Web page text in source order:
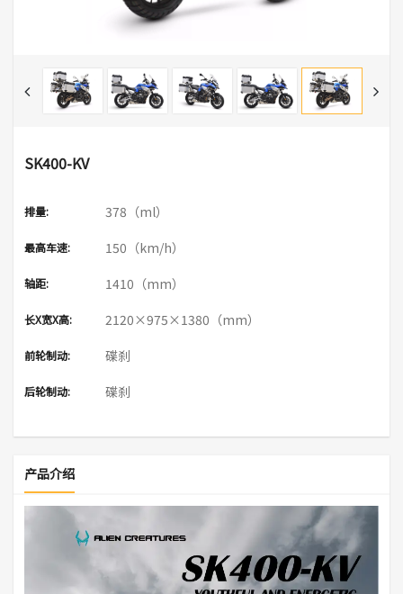
SK400-KV
排量: 378（ml）
最高车速: 150（km/h）
轴距: 1410（mm）
长X宽X高: 2120×975×1380（mm）
前轮制动: 碟刹
后轮制动: 碟刹
产品介绍